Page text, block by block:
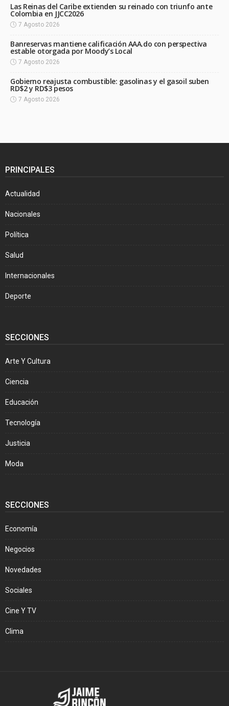
Las Reinas del Caribe extienden su reinado con triunfo ante
Colombia en JJCC2026
7 Agosto 2026
Banreservas mantiene calificación AAA.do con perspectiva
estable otorgada por Moody’s Local
7 Agosto 2026
Gobierno reajusta combustible: gasolinas y el gasoil suben
RD$2 y RD$3 pesos
7 Agosto 2026
PRINCIPALES
Actualidad
Nacionales
Política
Salud
Internacionales
Deporte
SECCIONES
Arte Y Cultura
Ciencia
Educación
Tecnología
Justicia
Moda
SECCIONES
Economía
Negocios
Novedades
Sociales
Cine Y TV
Clima